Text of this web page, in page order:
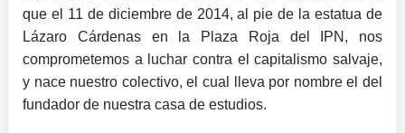
que el 11 de diciembre de 2014, al pie de la estatua de
Lázaro Cárdenas en la Plaza Roja del IPN, nos
comprometemos a luchar contra el capitalismo salvaje,
y nace nuestro colectivo, el cual lleva por nombre el del
fundador de nuestra casa de estudios.